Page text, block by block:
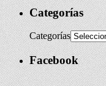
Categorías
Categorías
Facebook